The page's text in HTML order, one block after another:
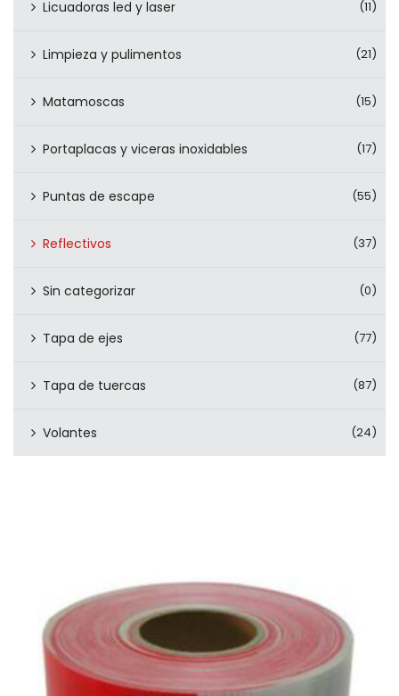
Licuadoras led y laser (11)
Limpieza y pulimentos (21)
Matamoscas (15)
Portaplacas y viceras inoxidables (17)
Puntas de escape (55)
Reflectivos (37)
Sin categorizar (0)
Tapa de ejes (77)
Tapa de tuercas (87)
Volantes (24)